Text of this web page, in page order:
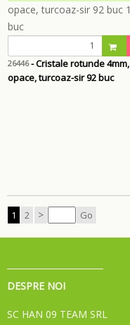
26446- Cristale rotunde 4mm,
opace, turcoaz-sir 92 buc
1 2 > Go
DESPRE NOI
SC HAN 09 TEAM SRL